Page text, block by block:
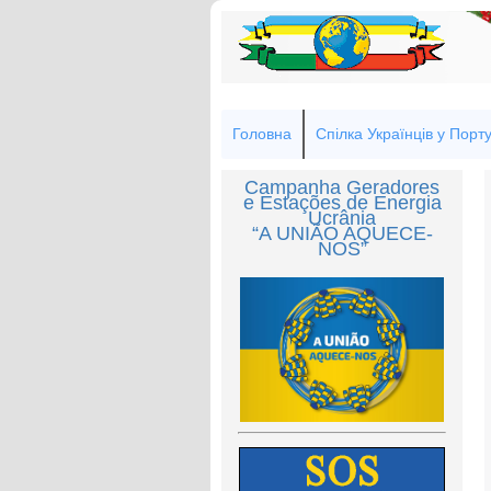
Головна Спілка Українців у
Campanha Geradores
e Estações de Energia
Ucrânia
“A UNIÃO AQUECE-
NOS”